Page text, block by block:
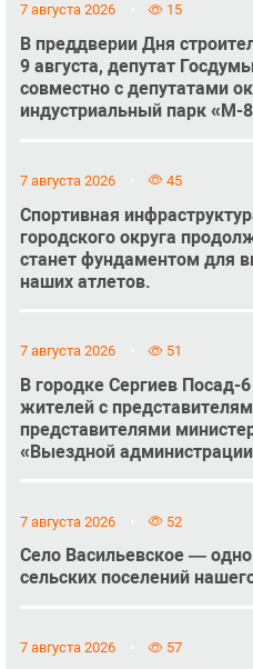
7 августа 2026 15
В преддверии Дня
9 августа, депутат
совместно с депутатами
индустриальный парк «М-
7 августа 2026 45
Спортивная
городского округа
станет фундаментом для
наших атлетов.
7 августа 2026 51
В городке Сергиев Посад-
жителей с
представителями
«Выездной
7 августа 2026 52
Село Васильевское —
сельских поселений
7 августа 2026 57